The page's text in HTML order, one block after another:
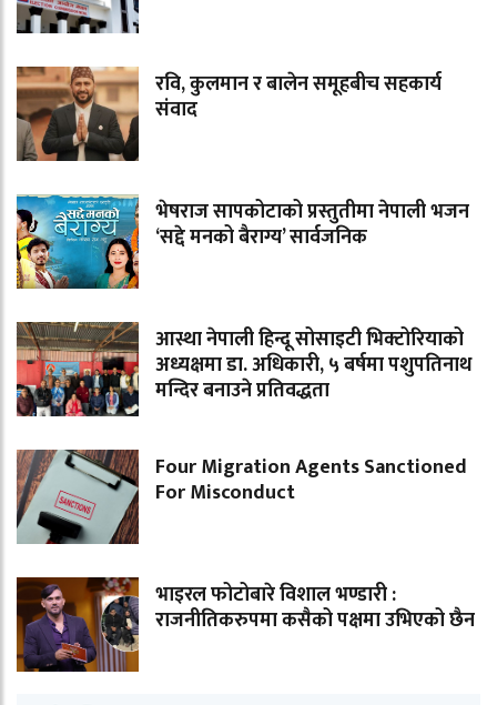
रवि, कुलमान र बालेन समूहबीच सहकार्य
संवाद
भेषराज सापकोटाको प्रस्तुतीमा नेपाली भजन
‘सद्दे मनको बैराग्य’ सार्वजनिक
आस्था नेपाली हिन्दू सोसाइटी भिक्टोरियाको
अध्यक्षमा डा. अधिकारी, ५ बर्षमा पशुपतिनाथ
मन्दिर बनाउने प्रतिवद्धता
Four Migration Agents Sanctioned
For Misconduct
भाइरल फोटोबारे विशाल भण्डारी :
राजनीतिकरुपमा कसैको पक्षमा उभिएको छैन